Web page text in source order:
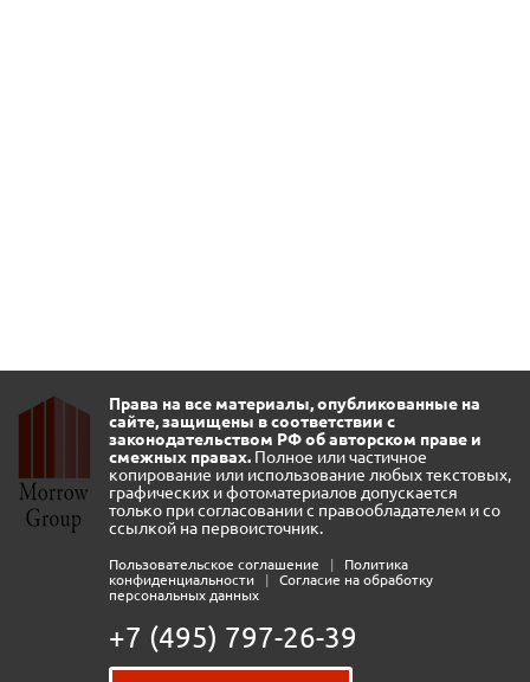
Права на все материалы, опубликованные на
сайте, защищены в соответствии с
законодательством РФ об авторском праве и
смежных правах. Полное или частичное
копирование или использование любых текстовых,
графических и фотоматериалов допускается
только при согласовании с правообладателем и со
ссылкой на первоисточник.
Пользовательское соглашение |
Политика
конфиденциальности
|
Согласие на обработку
персональных данных
+7 (495) 797-26-39